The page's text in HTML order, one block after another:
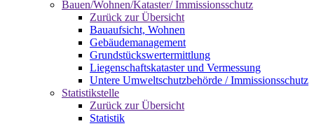
Bauen/Wohnen/Kataster/ Immissionsschutz
Zurück zur Übersicht
Bauaufsicht, Wohnen
Gebäudemanagement
Grundstückswertermittlung
Liegenschaftskataster und Vermessung
Untere Umweltschutzbehörde / Immissionsschutz
Statistikstelle
Zurück zur Übersicht
Statistik